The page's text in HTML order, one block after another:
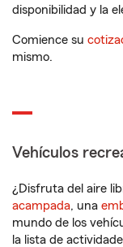
disponibilidad y la
Comience su
mismo.
Vehículos
¿Disfruta del aire
acampada, una
mundo de los
la lista de